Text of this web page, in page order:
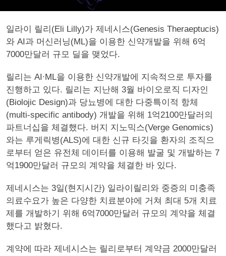
일라이 릴리(Eli Lilly)가 제네시스(Genesis Theraeptucis)
와 AI과 머신러닝(ML)을 이용한 신약개발을 위해 6억
7000만달러 규모 딜을 맺었다.
릴리는 AI∙ML을 이용한 신약개발에 지속적으로 투자를
진행하고 있다. 릴리는 지난해 3월 바이오로직 디자인
(Biolojic Design)과 당뇨병에 대한 다중특이적 항체
(multi-specific antibody) 개발을 위해 1억2100만달러의
파트너십을 체결했다. 버지 지노믹스(Verge Genomics)
와는 루게릭병(ALS)에 대한 신규 타깃을 환자의 조직으
로부터 얻은 유전체 데이터를 이용해 발굴 및 개발하는 7
억1900만달러 규모의 계약을 체결한 바 있다.
제네시스는 3일(현지시간) 일라이릴리와 중증의 미충족
의료수요가 높은 다양한 치료분야에 거쳐 최대 5개 치료
제를 개발하기 위해 6억7000만달러 규모의 계약을 체결
했다고 밝혔다.
계약에 따라 제네시스는 릴리로부터 계약금 2000만달러